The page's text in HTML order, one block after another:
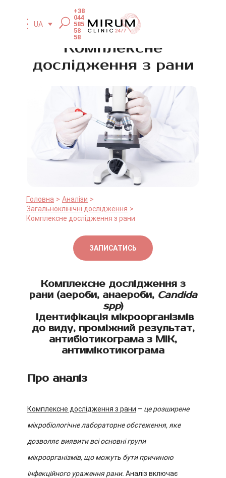
UA
+38
044
585
58
58
Комплексне
дослідження з рани
Головна
Аналізи
Загальноклінічні дослідження
Комплексне дослідження з рани
ЗАПИСАТИСЬ
Комплексне дослідження з
рани (аероби, анаероби, Candida
spp)
Ідентифікація мікроорганізмів
до виду, проміжний результат,
антибіотикограма з МІК,
антимікотикограма
Про аналіз
Комплексне дослідження з рани – це розширене
мікробіологічне лабораторне обстеження, яке
дозволяє виявити всі основні групи
мікроорганізмів, що можуть бути причиною
інфекційного ураження рани. Аналіз включає